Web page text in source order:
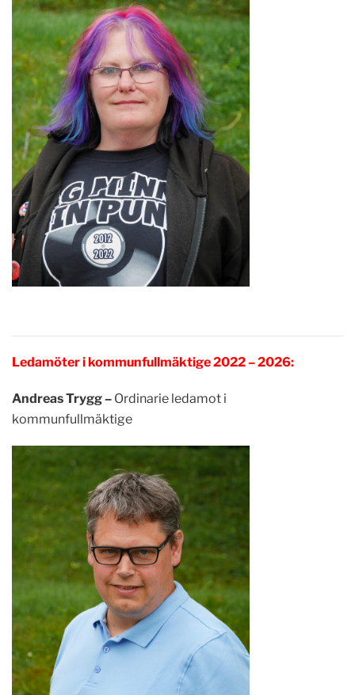
Ledamöter i kommunfullmäktige 2022 – 2026:
Andreas Trygg – Ordinarie ledamot i
kommunfullmäktige